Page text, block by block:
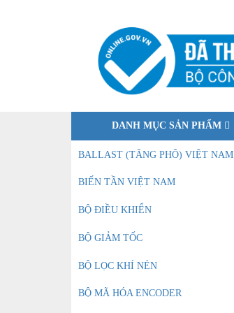
DANH MỤC SẢN PHẨM
BALLAST (TĂNG PHÔ) VIỆT NAM
BIẾN TẦN VIỆT NAM
BỘ ĐIỀU KHIỂN
BỘ GIẢM TỐC
BỘ LỌC KHÍ NÉN
BỘ MÃ HÓA ENCODER